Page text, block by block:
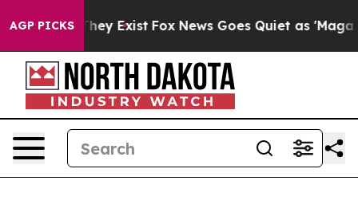
AGP PICKSThey Exist Fox News Goes Quiet as 'Maga